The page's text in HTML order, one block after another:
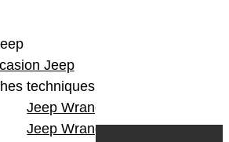
Jeep
techniques
Jeep Wrangler JL
Jeep Wrangler